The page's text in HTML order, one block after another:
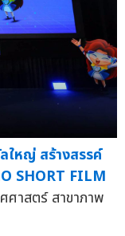
ใหญ่ สร้างสรรค์
SHORT FILM
าสตร์ สาขาภาพ